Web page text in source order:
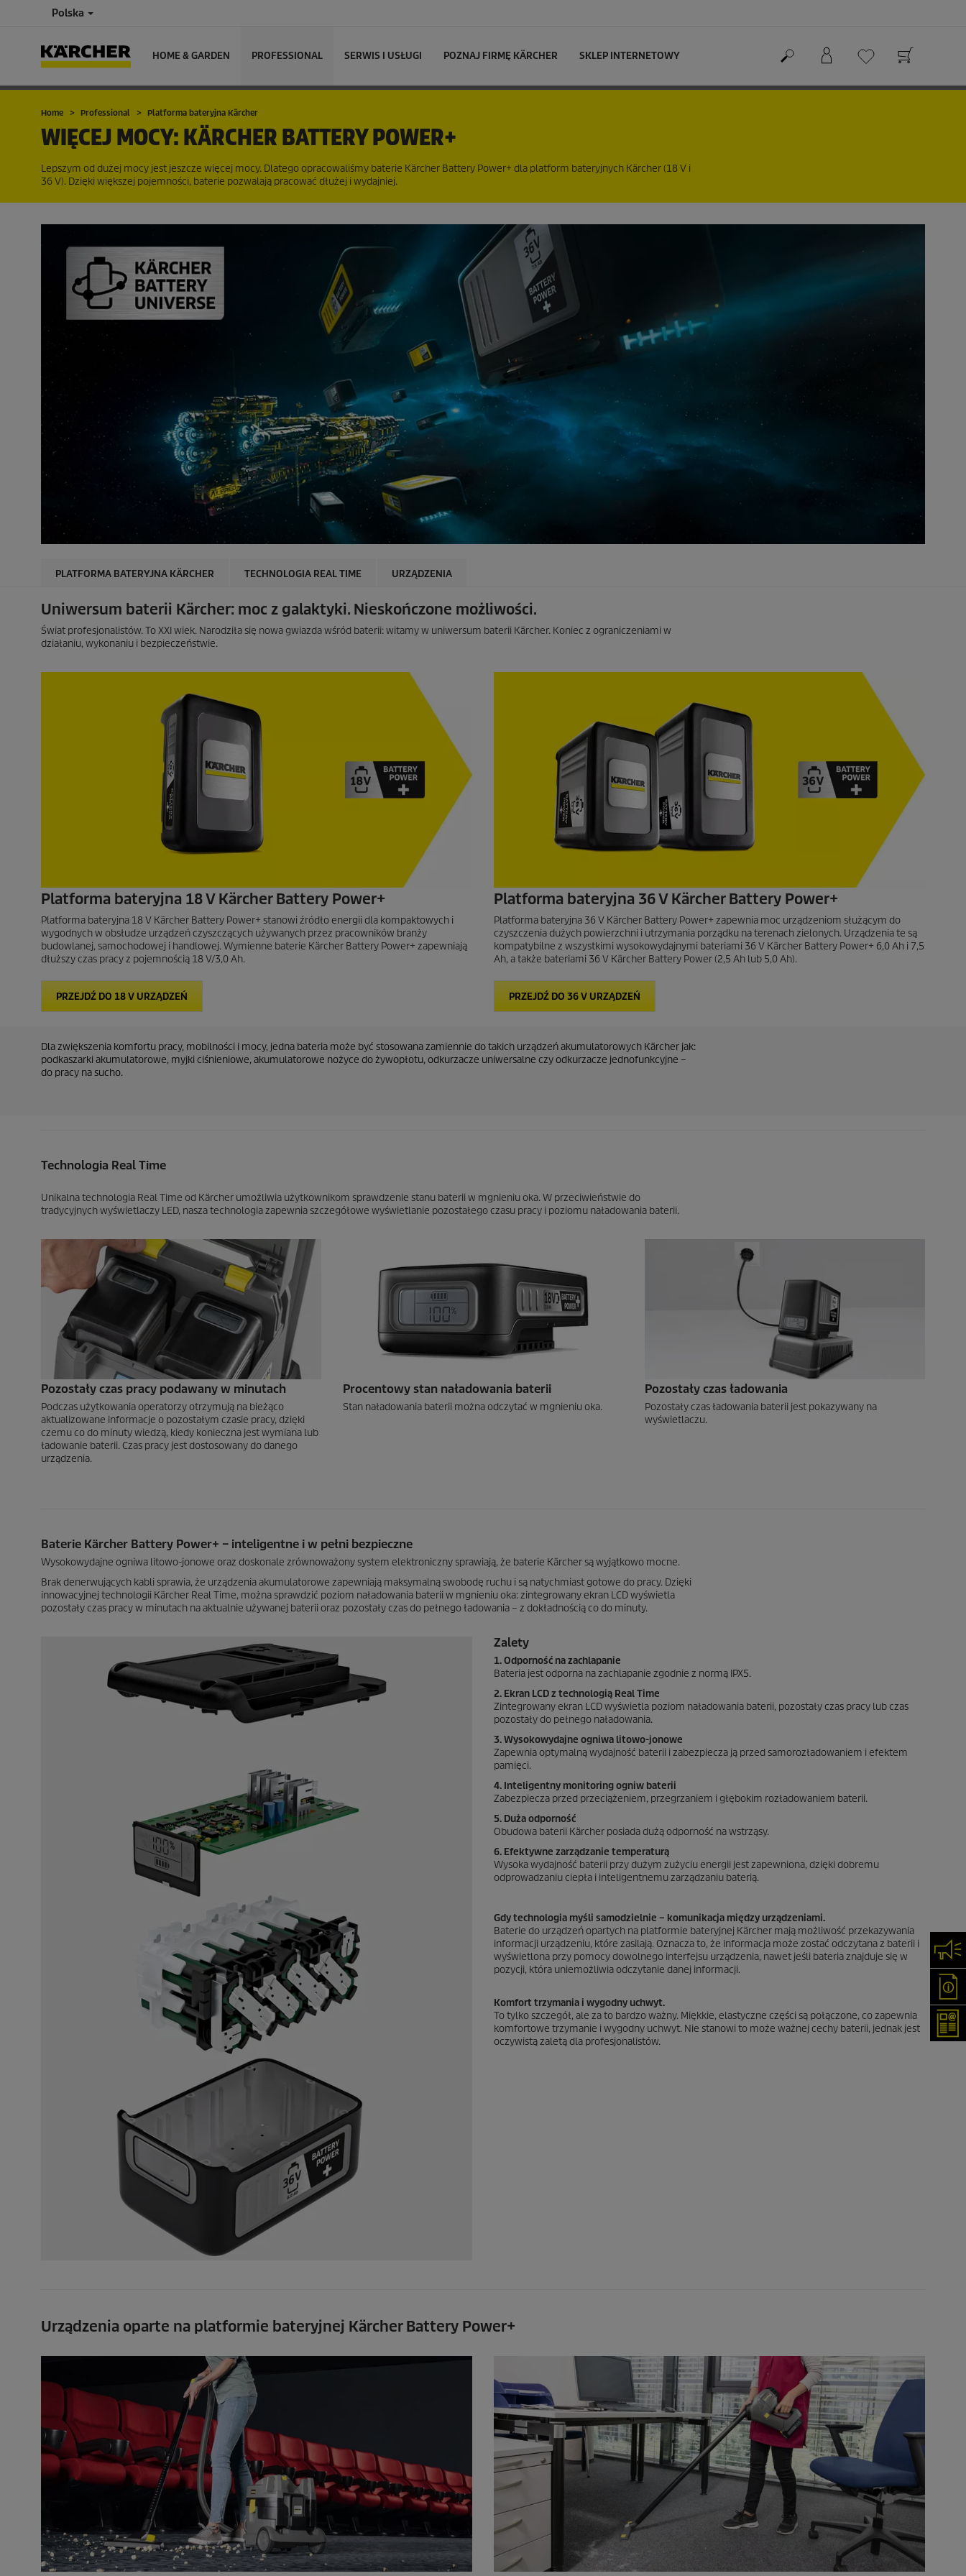
Polska
HOME & GARDEN PROFESSIONAL SERWIS I USŁUGI POZNAJ FIRMĘ KÄRCHER SKLEP INTERNETOWY
Home Professional Platforma bateryjna Kärcher
WIĘCEJ MOCY: KÄRCHER BATTERY POWER+
Lepszym od dużej mocy jest jeszcze więcej mocy. Dlatego opracowaliśmy baterie Kärcher Battery Power+ dla platform bateryjnych Kärcher (18 V i
36 V). Dzięki większej pojemności, baterie pozwalają pracować dłużej i wydajniej.
PLATFORMA BATERYJNA KÄRCHER TECHNOLOGIA REAL TIME URZĄDZENIA
Uniwersum baterii Kärcher: moc z galaktyki. Nieskończone możliwości.
Świat profesjonalistów. To XXI wiek. Narodziła się nowa gwiazda wśród baterii: witamy w uniwersum baterii Kärcher. Koniec z ograniczeniami w
działaniu, wykonaniu i bezpieczeństwie.
Platforma bateryjna 18 V Kärcher Battery Power+
Platforma bateryjna 18 V Kärcher Battery Power+ stanowi źródło energii dla kompaktowych i
wygodnych w obsłudze urządzeń czyszczących używanych przez pracowników branży
budowlanej, samochodowej i handlowej. Wymienne baterie Kärcher Battery Power+ zapewniają
dłuższy czas pracy z pojemnością 18 V/3,0 Ah.
PRZEJDŹ DO 18 V URZĄDZEŃ
Platforma bateryjna 36 V Kärcher Battery Power+
Platforma bateryjna 36 V Kärcher Battery Power+ zapewnia moc urządzeniom służącym do
czyszczenia dużych powierzchni i utrzymania porządku na terenach zielonych. Urządzenia te są
kompatybilne z wszystkimi wysokowydajnymi bateriami 36 V Kärcher Battery Power+ 6,0 Ah i 7,5
Ah, a także bateriami 36 V Kärcher Battery Power (2,5 Ah lub 5,0 Ah).
PRZEJDŹ DO 36 V URZĄDZEŃ
Dla zwiększenia komfortu pracy, mobilności i mocy, jedna bateria może być stosowana zamiennie do takich urządzeń akumulatorowych Kärcher jak:
podkaszarki akumulatorowe, myjki ciśnieniowe, akumulatorowe nożyce do żywopłotu, odkurzacze uniwersalne czy odkurzacze jednofunkcyjne –
do pracy na sucho.
Technologia Real Time
Unikalna technologia Real Time od Kärcher umożliwia użytkownikom sprawdzenie stanu baterii w mgnieniu oka. W przeciwieństwie do
tradycyjnych wyświetlaczy LED, nasza technologia zapewnia szczegółowe wyświetlanie pozostałego czasu pracy i poziomu naładowania baterii.
Pozostały czas pracy podawany w minutach
Podczas użytkowania operatorzy otrzymują na bieżąco
aktualizowane informacje o pozostałym czasie pracy, dzięki
czemu co do minuty wiedzą, kiedy konieczna jest wymiana lub
ładowanie baterii. Czas pracy jest dostosowany do danego
urządzenia.
Procentowy stan naładowania baterii
Stan naładowania baterii można odczytać w mgnieniu oka.
Pozostały czas ładowania
Pozostały czas ładowania baterii jest pokazywany na
wyświetlaczu.
Baterie Kärcher Battery Power+ – inteligentne i w pełni bezpieczne
Wysokowydajne ogniwa litowo-jonowe oraz doskonale zrównoważony system elektroniczny sprawiają, że baterie Kärcher są wyjątkowo mocne.
Brak denerwujących kabli sprawia, że urządzenia akumulatorowe zapewniają maksymalną swobodę ruchu i są natychmiast gotowe do pracy. Dzięki
innowacyjnej technologii Kärcher Real Time, można sprawdzić poziom naładowania baterii w mgnieniu oka: zintegrowany ekran LCD wyświetla
pozostały czas pracy w minutach na aktualnie używanej baterii oraz pozostały czas do pełnego ładowania – z dokładnością co do minuty.
Zalety
1. Odporność na zachlapanie
Bateria jest odporna na zachlapanie zgodnie z normą IPX5.
2. Ekran LCD z technologią Real Time
Zintegrowany ekran LCD wyświetla poziom naładowania baterii, pozostały czas pracy lub czas
pozostały do pełnego naładowania.
3. Wysokowydajne ogniwa litowo-jonowe
Zapewnia optymalną wydajność baterii i zabezpiecza ją przed samorozładowaniem i efektem
pamięci.
4. Inteligentny monitoring ogniw baterii
Zabezpiecza przed przeciążeniem, przegrzaniem i głębokim rozładowaniem baterii.
5. Duża odporność
Obudowa baterii Kärcher posiada dużą odporność na wstrząsy.
6. Efektywne zarządzanie temperaturą
Wysoka wydajność baterii przy dużym zużyciu energii jest zapewniona, dzięki dobremu
odprowadzaniu ciepła i inteligentnemu zarządzaniu baterią.
Gdy technologia myśli samodzielnie – komunikacja między urządzeniami.
Baterie do urządzeń opartych na platformie bateryjnej Kärcher mają możliwość przekazywania
informacji urządzeniu, które zasilają. Oznacza to, że informacja może zostać odczytana z baterii i
wyświetlona przy pomocy dowolnego interfejsu urządzenia, nawet jeśli bateria znajduje się w
pozycji, która uniemożliwia odczytanie danej informacji.
Komfort trzymania i wygodny uchwyt.
To tylko szczegół, ale za to bardzo ważny. Miękkie, elastyczne części są połączone, co zapewnia
komfortowe trzymanie i wygodny uchwyt. Nie stanowi to może ważnej cechy baterii, jednak jest
oczywistą zaletą dla profesjonalistów.
Urządzenia oparte na platformie bateryjnej Kärcher Battery Power+